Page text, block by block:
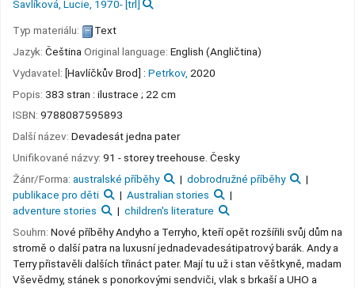
Šavlíková, Lucie, 1970- [trl]
Typ materiálu:
Text
Jazyk: Čeština Original language: English (Angličtina)
Vydavatel: [Havlíčkův Brod] : Petrkov, 2020
Popis: 383 stran : ilustrace ; 22 cm
ISBN: 9788087595893
Další název: Devadesát jedna pater
Unifikované názvy: 91 - storey treehouse. Česky
Žánr/Forma: australské příběhy
dobrodružné příběhy
publikace pro děti
Australian stories
adventure stories
children's literature
Souhrn: Nové příběhy Andyho a Terryho, kteří opět rozšířili svůj dům na
stromě o další patra na luxusní jednadevadesátipatrový barák. Andy a
Terry přistavěli dalších třináct pater. Mají tu už i stan věštkyně, madam
Vševědmy, stánek s ponorkovými sendviči, vlak s brkaší a UHO a